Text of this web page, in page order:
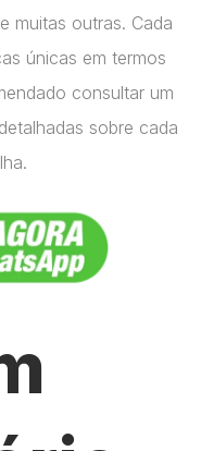
e muitas outras. Cada
únicas em termos
consultar um
sobre cada